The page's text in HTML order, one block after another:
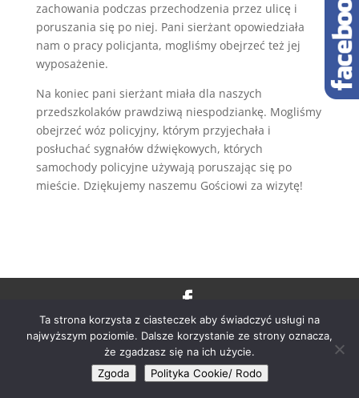
zachowania podczas przechodzenia przez ulicę i
poruszania się po niej. Pani sierżant opowiedziała
nam o pracy policjanta, mogliśmy obejrzeć też jej
wyposażenie.
Na koniec pani sierżant miała dla naszych
przedszkolaków prawdziwą niespodziankę. Mogliśmy
obejrzeć wóz policyjny, którym przyjechała i
posłuchać sygnałów dźwiękowych, których
samochody policyjne używają poruszając się po
mieście. Dziękujemy naszemu Gościowi za wizytę!
Realizacja:Business Company| © 2020 Copyright
Prywatne Przedszkole Dwujęzyczne Primrose
Ta strona korzysta z ciasteczek aby świadczyć usługi na
najwyższym poziomie. Dalsze korzystanie ze strony oznacza,
że zgadzasz się na ich użycie.
Zgoda
Polityka Cookie/ Rodo